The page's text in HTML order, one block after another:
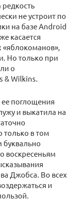
редкость
не устроит по
на базе Android
касается
«яблокоманов»,
Но только при
о
& Wilkins.
поглощения
и выкатила на
только в том
буквально
воскресеньям
Джобса. Во всех
и